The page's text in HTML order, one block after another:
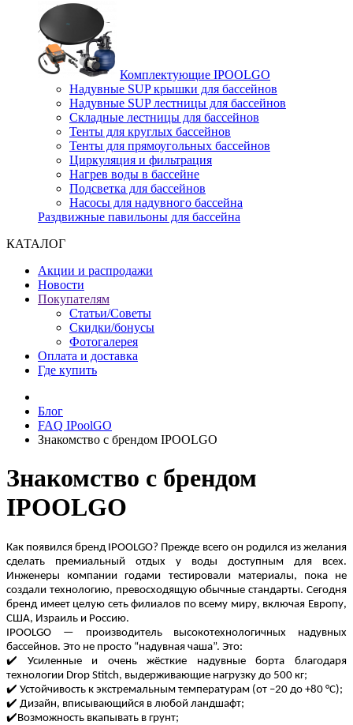
Комплектующие IPOOLGO
Надувные SUP крышки для бассейнов
Надувные SUP лестницы для бассейнов
Складные лестницы для бассейнов
Тенты для круглых бассейнов
Тенты для прямоугольных бассейнов
Циркуляция и фильтрация
Нагрев воды в бассейне
Подсветка для бассейнов
Насосы для надувного бассейна
Раздвижные павильоны для бассейна
КАТАЛОГ
Акции и распродажи
Новости
Покупателям
Статьи/Советы
Скидки/бонусы
Фотогалерея
Оплата и доставка
Где купить
Блог
FAQ IPoolGO
Знакомство с брендом IPOOLGO
Знакомство с брендом
IPOOLGO
Как появился бренд IPOOLGO? Прежде всего он родился из желания
сделать премиальный отдых у воды доступным для всех.
Инженеры компании годами тестировали материалы, пока не
создали технологию, превосходящую обычные стандарты. Сегодня
бренд имеет целую сеть филиалов по всему миру, включая Европу,
США, Израиль и Россию.
IPOOLGO — производитель высокотехнологичных надувных
бассейнов. Это не просто “надувная чаша”. Это:
✔ Усиленные и очень жёсткие надувные борта благодаря
технологии Drop Stitch, выдерживающие нагрузку до 500 кг;
✔ Устойчивость к экстремальным температурам (от –20 до +80 °С);
✔ Дизайн, вписывающийся в любой ландшафт;
✔ Возможность вкапывать в грунт;